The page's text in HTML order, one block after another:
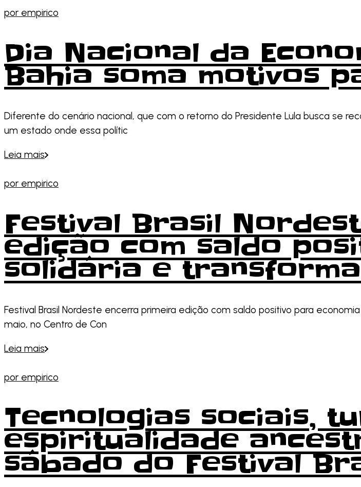
por empirico
Dia Nacional da
Bahia soma motivos
Diferente do cenário nacional, que com o retorno do Presidente Lula busca se
um estado onde essa polític
Leia mais
por empirico
Festival Brasil
edição com saldo
solidária e
Festival Brasil Nordeste encerra primeira edição com saldo positivo para
maio, no Centro de Con
Leia mais
por empirico
Tecnologias sociais,
espiritualidade
sábado do Festival